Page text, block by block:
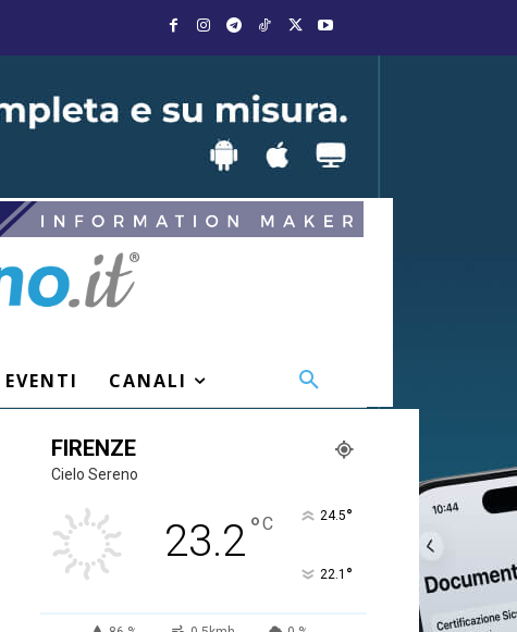
CANALI
FIRENZE
Cielo Sereno
23.2°C 24.5°
22.1 °